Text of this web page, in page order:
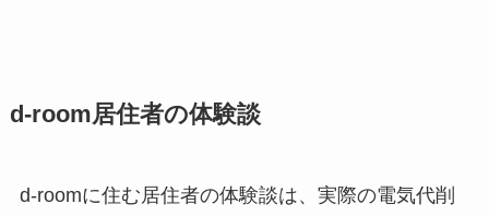
d-room居住者の体験談
d-roomに住む居住者の体験談は、実際の電気代削